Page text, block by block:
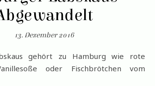
13. Dezember 2016
oder Fischbrötchen vom